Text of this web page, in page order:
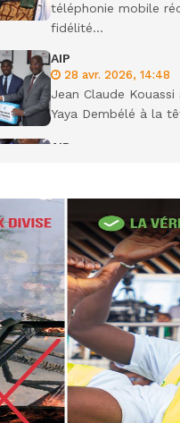
téléphonie mobile
fidélité...
AIP
28 avr. 2026, 14:48
Jean Claude Kouassi
Yaya Dembélé à la
AIP
Camara tué lors
22 avr. 2026, 16:41
Des bureaux ravagés
incendie survenu à la
AIP
10 avr. 2026, 09:48
Nommé Médiateur
République,
officiellement